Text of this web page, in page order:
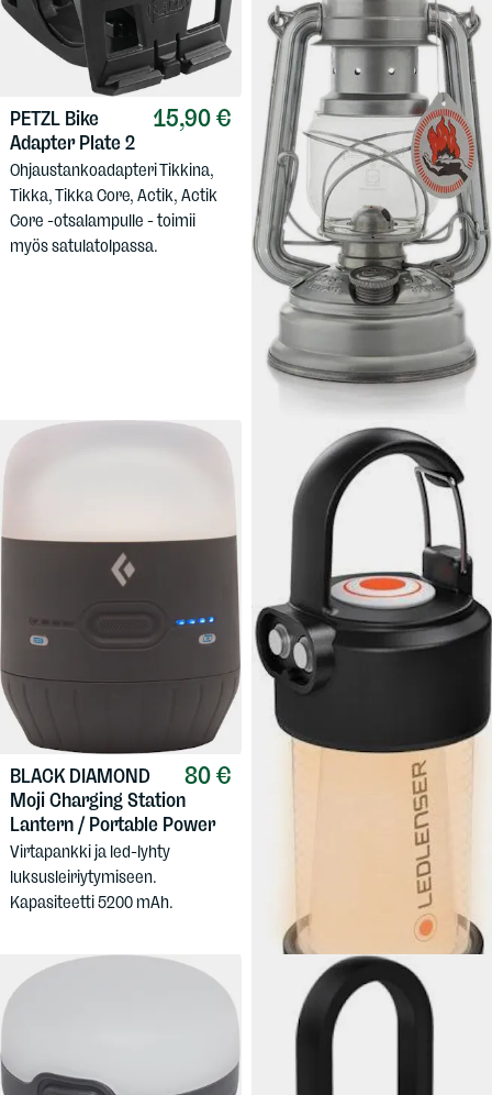
15,90 €
PETZL Bike
Adapter Plate 2
Ohjaustankoadapteri Tikkina,
Tikka, Tikka Core, Actik, Actik
Core -otsalampulle - toimii
myös satulatolpassa.
36,90 €
FEUERHAND
Baby Special 276 Zinc
Perinteinen lamppuöljyllä
toimiva myrskylyhty
ulkokäyttöön.
80 €
BLACK DIAMOND
Moji Charging Station
Lantern / Portable Power
Virtapankki ja led-lyhty
luksusleiriytymiseen.
Kapasiteetti 5200 mAh.
39,90 €
ML4 Lantern, Warm Light
Lämpimänsävyisellä led-valolla
varustettu ladattava lyhty.